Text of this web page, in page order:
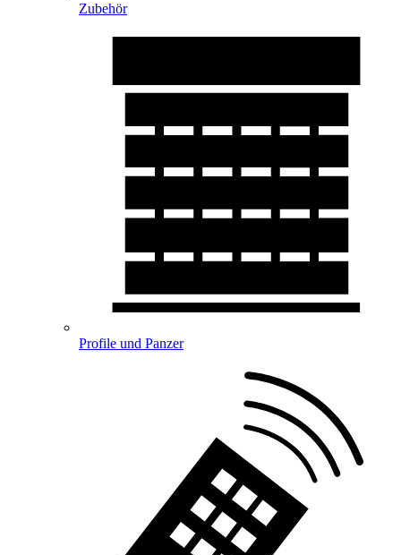
Zubehör
Profile und Panzer